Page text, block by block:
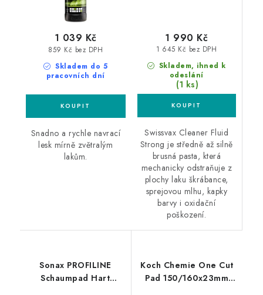
Skladem do 5
pracovních dní
859 Kč bez DPH
1 039 Kč
Snadno a rychle navrací
lesk mírně zvětralým
lakům.
Skladem, ihned k
odeslání
(1 ks)
1 645 Kč bez DPH
1 990 Kč
Swissvax Cleaner Fluid
Strong je středně až silně
brusná pasta, která
mechanicky odstraňuje z
plochy laku škrábance,
sprejovou mlhu, kapky
barvy i oxidační
poškození.
Sonax PROFILINE
Schaumpad Hart
Koch Chemie One Cut
Pad 150/160x23mm